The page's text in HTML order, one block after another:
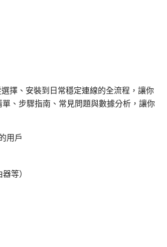
擇、安裝到日常穩定連線的全流程，讓你
、步驟指南、常見問題與數據分析，讓你
用戶
等）